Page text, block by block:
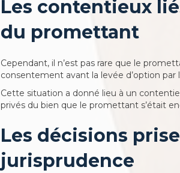
Les contentieux
du promettant
Cependant, il n’est pas rare que le
consentement avant la levée d’option par
Cette situation a donné lieu à un
privés du bien que le promettant s’était
Les décisions
jurisprudence